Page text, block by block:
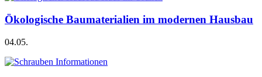
Ökologische Baumaterialien im modernen Hausbau
04.05.